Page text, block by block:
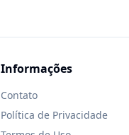
Informações
Contato
Política de Privacidade